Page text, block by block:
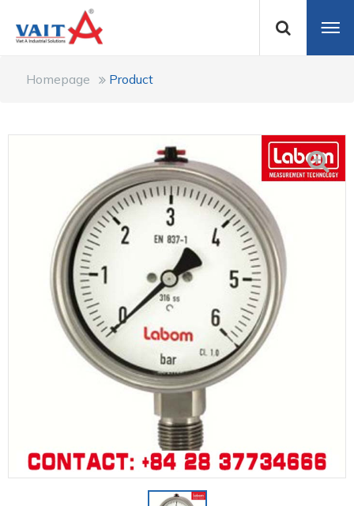
Homepage Product